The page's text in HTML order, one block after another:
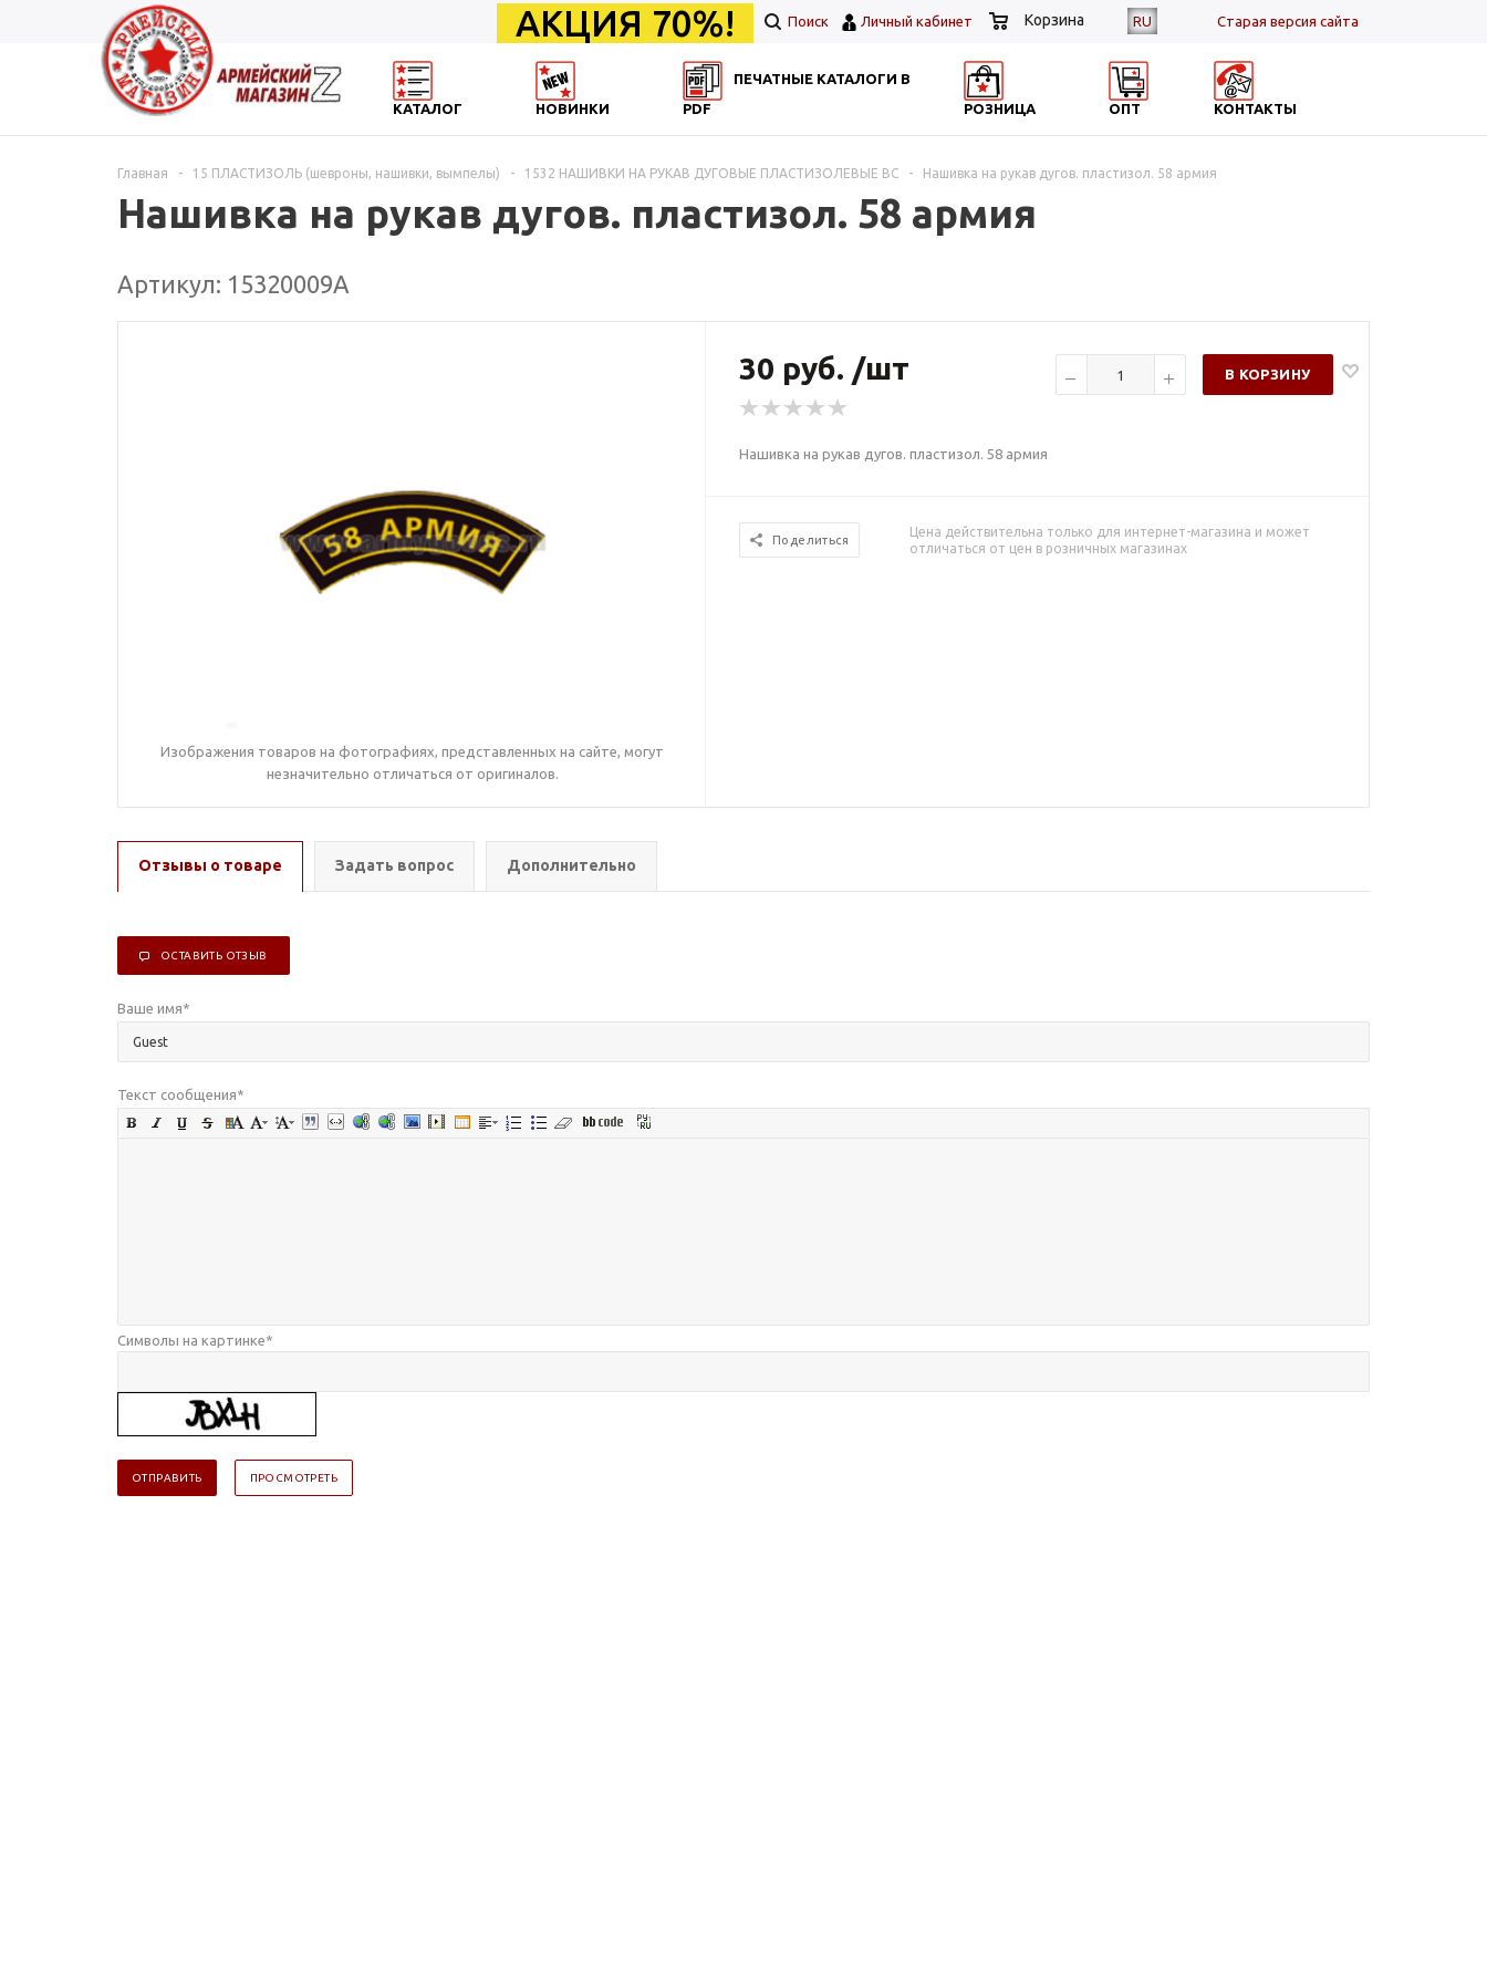
RU Cтарая версия сайта
АКЦИЯ 70%! Поиск Личный кабинет Корзина
КАТАЛОГ НОВИНКИ
ПЕЧАТНЫЕ КАТАЛОГИ В
PDF
РОЗНИЦА ОПТ КОНТАКТЫ
Главная - 15 ПЛАСТИЗОЛЬ (шевроны, нашивки, вымпелы) - 1532 НАШИВКИ НА РУКАВ ДУГОВЫЕ ПЛАСТИЗОЛЕВЫЕ ВС - Нашивка на рукав дугов. пластизол. 58 армия
Нашивка на рукав дугов. пластизол. 58 армия
Артикул: 15320009А
Изображения товаров на фотографиях, представленных на сайте, могут
незначительно отличаться от оригиналов.
30 руб. /шт В КОРЗИНУ
Нашивка на рукав дугов. пластизол. 58 армия
Поделиться
Цена действительна только для интернет-магазина и может
отличаться от цен в розничных магазинах
Отзывы о товаре Задать вопрос Дополнительно
ОСТАВИТЬ ОТЗЫВ
Ваше имя*
Текст сообщения*
Символы на картинке*